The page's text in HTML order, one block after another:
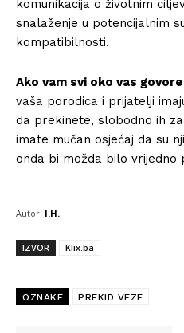
komunikacija o životnim
snalaženje u potencijalnim
kompatibilnosti.
Ako vam svi oko vas
vaša porodica i prijatelji
da prekinete, slobodno ih
imate mučan osjećaj da su
onda bi možda bilo vrijedno
Autor: I.H.
IZVOR Klix.ba
OZNAKE PREKID VEZE